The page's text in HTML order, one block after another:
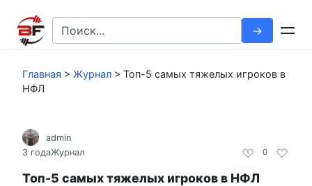
контенту
Search
for:
Главная > Журнал > Топ-5 самых тяжелых игроков в
НФЛ
0
admin
3 годаЖурнал
Топ-5 самых тяжелых игроков в НФЛ